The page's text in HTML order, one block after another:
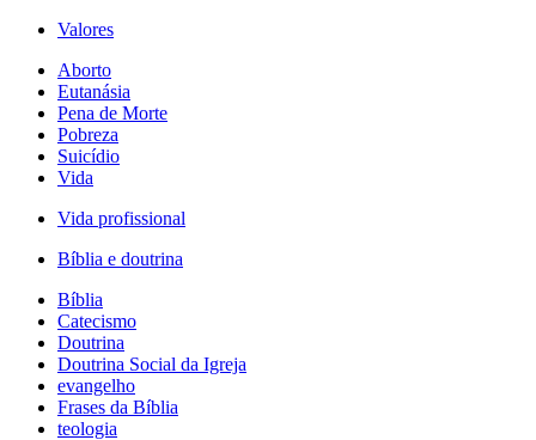
Valores
Aborto
Eutanásia
Pena de Morte
Pobreza
Suicídio
Vida
Vida profissional
Bíblia e doutrina
Bíblia
Catecismo
Doutrina
Doutrina Social da Igreja
evangelho
Frases da Bíblia
teologia